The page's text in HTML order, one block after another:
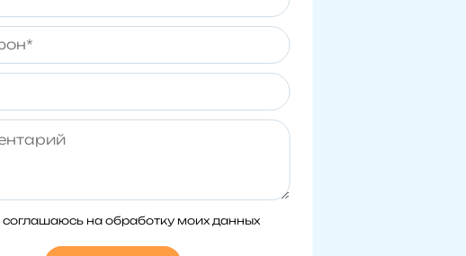
соглашаюсь на обработку моих данных